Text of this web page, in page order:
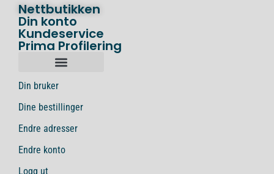
Nettbutikken
Din konto
Kundeservice
Prima Profilering
Din bruker
Dine bestillinger
Endre adresser
Endre konto
Logg ut